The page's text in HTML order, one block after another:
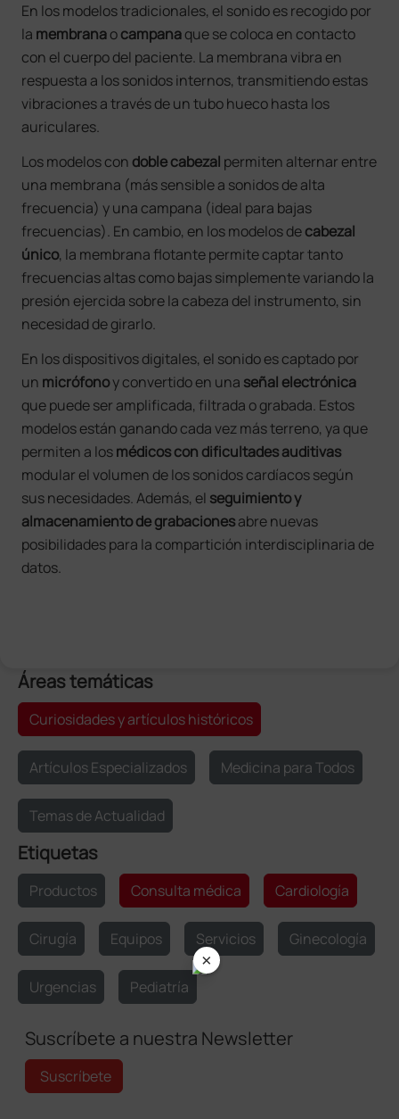
En los modelos tradicionales, el sonido es recogido por
la membranaocampanaque se coloca en contacto
con el cuerpo del paciente. La membrana vibra en
respuesta a los sonidos internos, transmitiendo estas
vibraciones a través de un tubo hueco hasta los
auriculares.
Los modelos con doble cabezal permiten alternar entre
una membrana (más sensible a sonidos de alta
frecuencia) y una campana (ideal para bajas
frecuencias). En cambio, en los modelos decabezal
único, la membrana flotante permite captar tanto
frecuencias altas como bajas simplemente variando la
presión ejercida sobre la cabeza del instrumento, sin
necesidad de girarlo.
En los dispositivos digitales, el sonido es captado por
un micrófonoy convertido en una señal electrónica
que puede ser amplificada, filtrada o grabada. Estos
modelos están ganando cada vez más terreno, ya que
permiten a losmédicos con dificultades auditivas
modular el volumen de los sonidos cardíacos según
sus necesidades. Además, el seguimiento y
almacenamiento de grabacionesabre nuevas
posibilidades para la compartición interdisciplinaria de
datos.
Áreas temáticas
Curiosidades y artículos históricos
Artículos Especializados Medicina para Todos
Temas de Actualidad
Etiquetas
Productos Consulta médica Cardiología
Cirugía Equipos Servicios Ginecología
Urgencias Pediatría
Suscríbete a nuestra Newsletter
Suscríbete
×